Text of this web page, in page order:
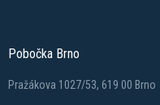
Pobočka Brno
Pražákova 1027/53, 619 00 Brno